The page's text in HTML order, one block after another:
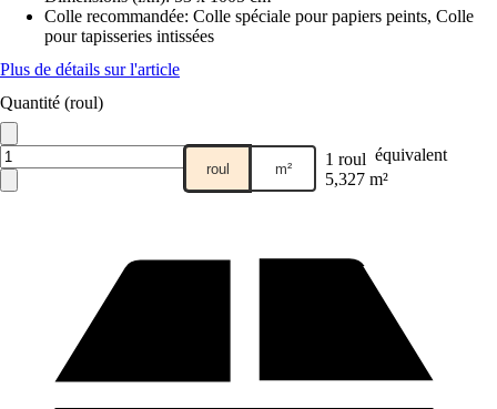
Colle recommandée: Colle spéciale pour papiers peints, Colle
pour tapisseries intissées
Plus de détails sur l'article
Quantité (roul)
roul m² 1 roul équivalent
5,327 m²